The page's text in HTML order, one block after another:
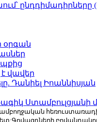
ընդդիմադիրները
օրգան
վավեր
Դանիել Իոաննիսյան
Ստամբուլցյանի